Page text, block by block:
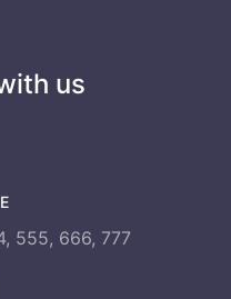
us
555, 666, 777